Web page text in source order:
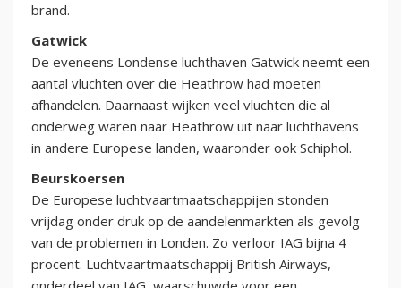
brand.
Gatwick
De eveneens Londense luchthaven Gatwick neemt een
aantal vluchten over die Heathrow had moeten
afhandelen. Daarnaast wijken veel vluchten die al
onderweg waren naar Heathrow uit naar luchthavens
in andere Europese landen, waaronder ook Schiphol.
Beurskoersen
De Europese luchtvaartmaatschappijen stonden
vrijdag onder druk op de aandelenmarkten als gevolg
van de problemen in Londen. Zo verloor IAG bijna 4
procent. Luchtvaartmaatschappij British Airways,